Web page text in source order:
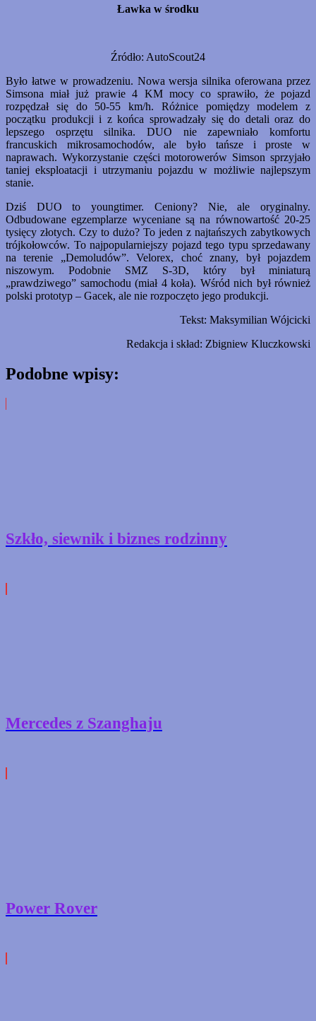
Ławka w środku
Źródło: AutoScout24
Było łatwe w prowadzeniu. Nowa wersja silnika oferowana przez
Simsona miał już prawie 4 KM mocy co sprawiło, że pojazd
rozpędzał się do 50-55 km/h. Różnice pomiędzy modelem z
początku produkcji i z końca sprowadzały się do detali oraz do
lepszego osprzętu silnika. DUO nie zapewniało komfortu
francuskich mikrosamochodów, ale było tańsze i proste w
naprawach. Wykorzystanie części motorowerów Simson sprzyjało
taniej eksploatacji i utrzymaniu pojazdu w możliwie najlepszym
stanie.
Dziś DUO to youngtimer. Ceniony? Nie, ale oryginalny.
Odbudowane egzemplarze wyceniane są na równowartość 20-25
tysięcy złotych. Czy to dużo? To jeden z najtańszych zabytkowych
trójkołowców. To najpopularniejszy pojazd tego typu sprzedawany
na terenie „Demoludów”. Velorex, choć znany, był pojazdem
niszowym. Podobnie SMZ S-3D, który był miniaturą
„prawdziwego” samochodu (miał 4 koła). Wśród nich był również
polski prototyp – Gacek, ale nie rozpoczęto jego produkcji.
Tekst: Maksymilian Wójcicki
Redakcja i skład: Zbigniew Kluczkowski
Podobne wpisy:
Szkło, siewnik i biznes rodzinny
Mercedes z Szanghaju
Power Rover